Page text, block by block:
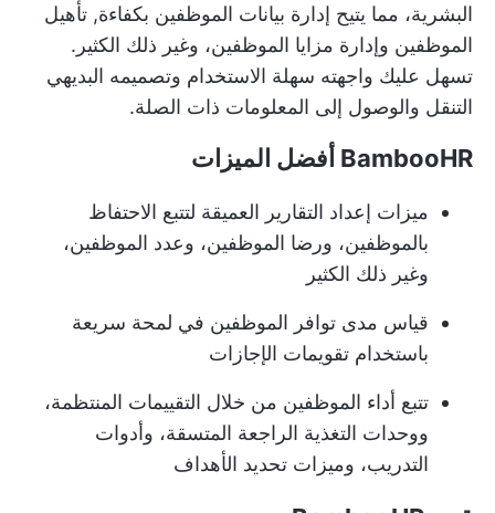
البشرية، مما يتيح إدارة بيانات الموظفين بكفاءة, تأهيل
الموظفين وإدارة مزايا الموظفين، وغير ذلك الكثير.
تسهل عليك واجهته سهلة الاستخدام وتصميمه البديهي
التنقل والوصول إلى المعلومات ذات الصلة.
BambooHR أفضل الميزات
ميزات إعداد التقارير العميقة لتتبع الاحتفاظ
بالموظفين، ورضا الموظفين، وعدد الموظفين،
وغير ذلك الكثير
قياس مدى توافر الموظفين في لمحة سريعة
باستخدام تقويمات الإجازات
تتبع أداء الموظفين من خلال التقييمات المنتظمة،
ووحدات التغذية الراجعة المتسقة، وأدوات
التدريب، وميزات تحديد الأهداف